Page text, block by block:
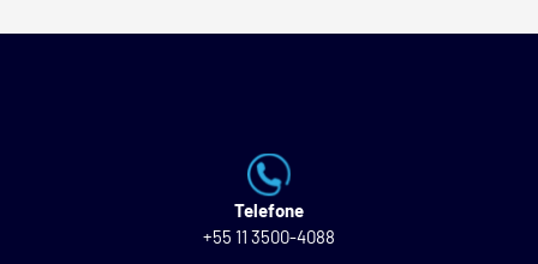
Telefone
+55 11 3500-4088